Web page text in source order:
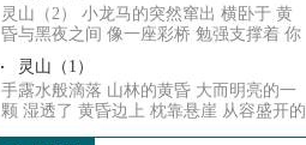
灵山（2） 小龙马的突然窜出 横卧于 黄
昏与黑夜之间 像一座彩桥 勉强支撑着 你
与她 忍...
灵山（1）
手露水般滴落 山林的黄昏 大而明亮的一
颗 湿透了 黄昏边上 枕靠悬崖 从容盛开的